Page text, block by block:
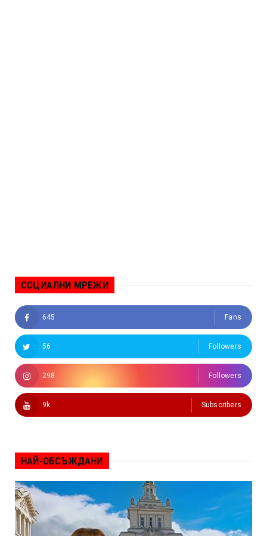
СОЦИАЛНИ МРЕЖИ
645 Fans
56 Followers
298 Followers
9k Subscribers
НАЙ-ОБСЪЖДАНИ